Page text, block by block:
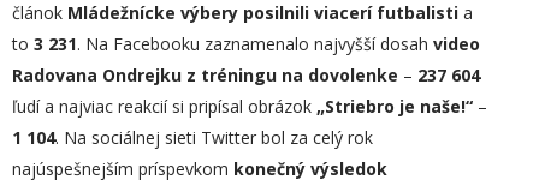
článok Mládežnícke výbery posilnili viacerí futbalisti a
to 3 231. Na Facebooku zaznamenalo najvyšší dosah video
Radovana Ondrejku z tréningu na dovolenke – 237 604
ľudí a najviac reakcií si pripísal obrázok „Striebro je naše!“ –
1 104. Na sociálnej sieti Twitter bol za celý rok
najúspešnejším príspevkom konečný výsledok